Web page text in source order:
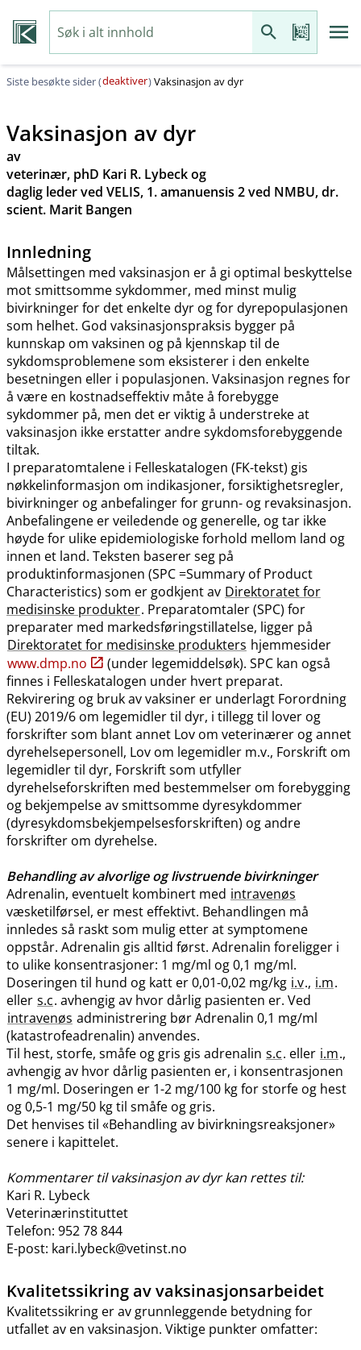
Siste besøkte sider (deaktiver)Vaksinasjon av dyr
Vaksinasjon av dyr
av
veterinær, phD Kari R. Lybeck og
daglig leder ved VELIS, 1. amanuensis 2 ved NMBU, dr.
scient. Marit Bangen
Innledning
Målsettingen med vaksinasjon er å gi optimal beskyttelse
mot smittsomme sykdommer, med minst mulig
bivirkninger for det enkelte dyr og for dyrepopulasjonen
som helhet. God vaksinasjonspraksis bygger på
kunnskap om vaksinen og på kjennskap til de
sykdomsproblemene som eksisterer i den enkelte
besetningen eller i populasjonen. Vaksinasjon regnes for
å være en kostnadseffektiv måte å forebygge
sykdommer på, men det er viktig å understreke at
vaksinasjon ikke erstatter andre sykdomsforebyggende
tiltak.
I preparatomtalene i Felleskatalogen (FK-tekst) gis
nøkkelinformasjon om indikasjoner, forsiktighetsregler,
bivirkninger og anbefalinger for grunn- og revaksinasjon.
Anbefalingene er veiledende og generelle, og tar ikke
høyde for ulike epidemiologiske forhold mellom land og
innen et land. Teksten baserer seg på
produktinformasjonen (SPC =Summary of Product
Characteristics) som er godkjent av Direktoratet for
medisinske produkter. Preparatomtaler (SPC) for
preparater med markedsføringstillatelse, ligger på
Direktoratet for medisinske produkters hjemmesider
www.dmp.no
(under legemiddelsøk). SPC kan også
finnes i Felleskatalogen under hvert preparat.
Rekvirering og bruk av vaksiner er underlagt Forordning
(EU) 2019/6 om legemidler til dyr, i tillegg til lover og
forskrifter som blant annet Lov om veterinærer og annet
dyrehelsepersonell, Lov om legemidler m.v., Forskrift om
legemidler til dyr, Forskrift som utfyller
dyrehelseforskriften med bestemmelser om forebygging
og bekjempelse av smittsomme dyresykdommer
(dyresykdomsbekjempelsesforskriften) og andre
forskrifter om dyrehelse.
Behandling av alvorlige og livstruende bivirkninger
Adrenalin, eventuelt kombinert med intravenøs
væsketilførsel, er mest effektivt. Behandlingen må
innledes så raskt som mulig etter at symptomene
oppstår. Adrenalin gis alltid først. Adrenalin foreligger i
to ulike konsentrasjoner: 1 mg/ml og 0,1 mg​/​ml.
Doseringen til hund og katt er 0,01-0,02 mg/kg i.v., i.m.
eller s.c. avhengig av hvor dårlig pasienten er. Ved
intravenøs administrering bør Adrenalin 0,1 mg/ml
(katastrofeadrenalin) anvendes.
Til hest, storfe, småfe og gris gis adrenalin s.c. eller i.m.,
avhengig av hvor dårlig pasienten er, i konsentrasjonen
1 mg​/​ml. Doseringen er 1-2 mg/100 kg for storfe og hest
og 0,5-1 mg/50 kg til småfe og gris.
Det henvises til «Behandling av bivirkningsreaksjoner»
senere i kapittelet.
Kommentarer til vaksinasjon av dyr kan rettes til:
Kari R. Lybeck
Veterinærinstituttet
Telefon: 952 78 844
E-post: kari.lybeck@vetinst.no
Kvalitetssikring av vaksinasjonsarbeidet
Kvalitetssikring er av grunnleggende betydning for
utfallet av en vaksinasjon. Viktige punkter omfatter: